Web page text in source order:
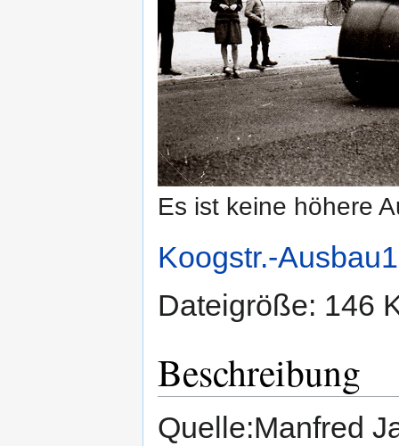
Es ist keine höhere
Koogstr.-
Dateigröße: 146
Beschreibung
Quelle:Manfred